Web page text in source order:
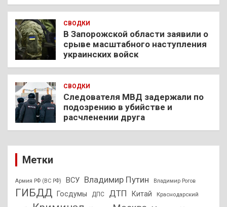
СВОДКИ
В Запорожской области заявили о
срыве масштабного наступления
украинских войск
СВОДКИ
Следователя МВД задержали по
подозрению в убийстве и
расчленении друга
Метки
Армия РФ (ВС РФ) ВСУ Владимир Путин Владимир Рогов
ГИБДД Госдумы ДПС ДТП Китай Краснодарский